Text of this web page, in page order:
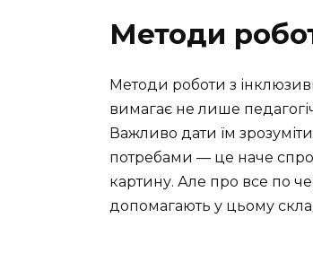
Методи
Методи роботи з
вимагає не лише
Важливо дати їм
потребами — це наче
картину. Але про все по
допомагають у цьому